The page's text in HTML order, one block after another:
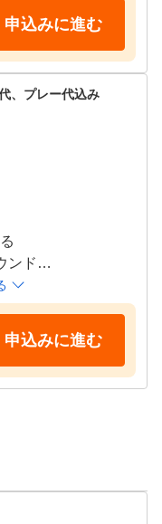
クラブハウス：ラ
説明した後にお一
ライビングレンジ
てコーチが丁寧に
をご堪能ください
ティングのレッス
ち方などをレッス
ス）
しながらゴルフの
します。
ロント）
お待ちしておりま
カーキーを受け取
クラブハウス：ラ
に、お一人ずつカ
ライビングレンジ
す。
をご堪能ください
申込みに進む
、プレー代込み
ンド
ス
ロント）
お待ちしておりま
申込みに進む